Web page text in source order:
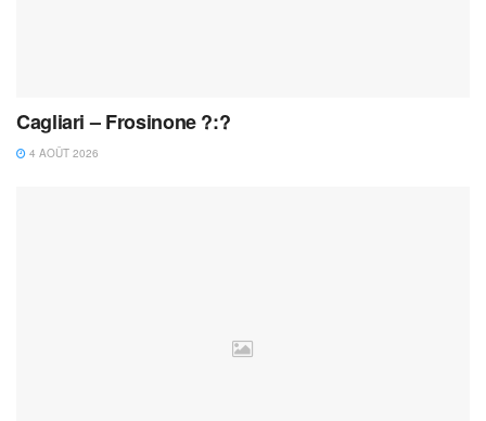
Cagliari – Frosinone ?:?
4 AOÛT 2026